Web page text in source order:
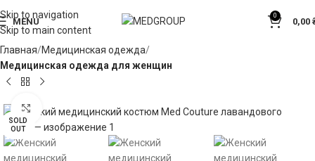
Skip to navigation
Skip to main content
MENU
0
0,00
Главная Медицинская одежда
Медицинская одежда для женщин
SOLD
OUT
Click to enlarge